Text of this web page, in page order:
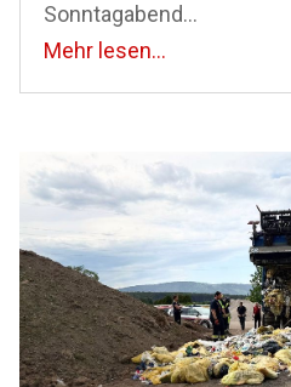
Sonntagabend...
Mehr lesen...